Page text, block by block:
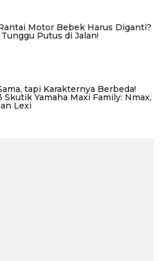
Motor Bebek Harus Diganti?
Putus di Jalan!
tapi Karakternya Berbeda!
Skutik Yamaha Maxi Family: Nmax,
Lexi